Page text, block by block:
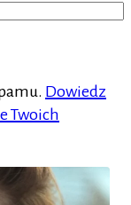
Dowiedz
Twoich